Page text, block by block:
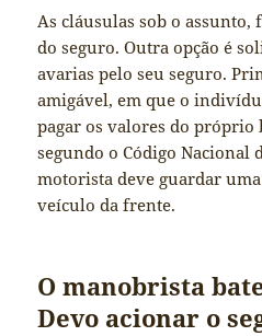
As cláusulas sob o assunto,
do seguro. Outra opção é
avarias pelo seu seguro.
amigável, em que o
pagar os valores do próprio
segundo o Código Nacional
motorista deve guardar
veículo da frente.
O manobrista
Devo acionar o